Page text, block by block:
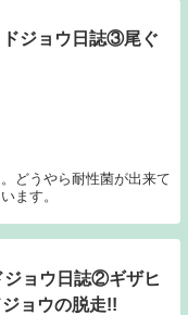
ドジョウ日誌③尾ぐ
どうやら耐性菌が出来て
ます。
ジョウ日誌②ギザヒ
ョウの脱走!!